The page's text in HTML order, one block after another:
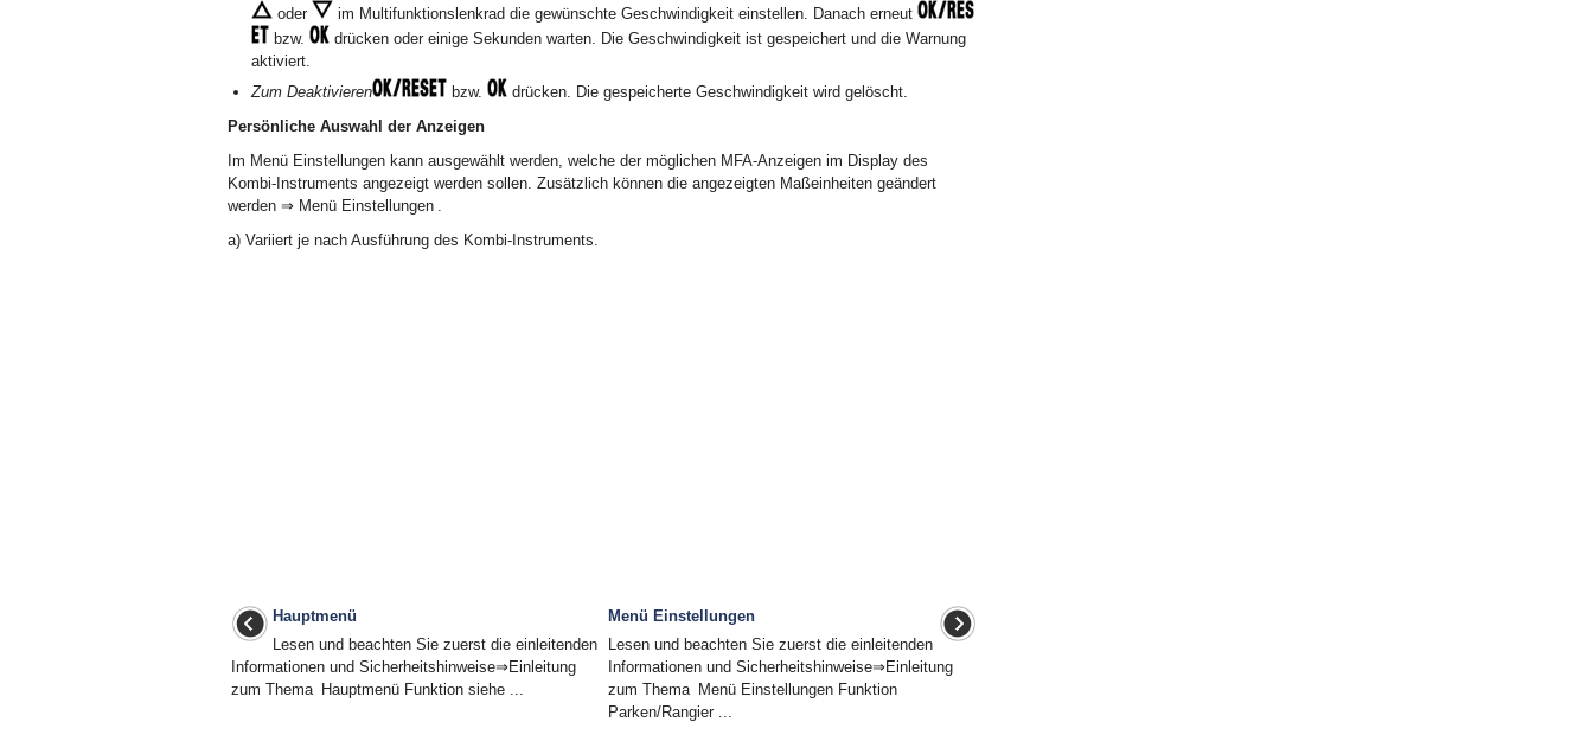
oder
im Multifunktionslenkrad die gewünschte Geschwindigkeit einstellen. Danach erneut
bzw.
drücken oder einige Sekunden warten. Die Geschwindigkeit ist gespeichert und die Warnung
aktiviert.
Zum Deaktivieren
bzw.
drücken. Die gespeicherte Geschwindigkeit wird gelöscht.
Persönliche Auswahl der Anzeigen
Im Menü Einstellungen kann ausgewählt werden, welche der möglichen MFA-Anzeigen im Display des
Kombi-Instruments angezeigt werden sollen. Zusätzlich können die angezeigten Maßeinheiten geändert
werden ⇒ Menü Einstellungen .
a) Variiert je nach Ausführung des Kombi-Instruments.
Hauptmenü
Lesen und beachten Sie zuerst die einleitenden
Informationen und Sicherheitshinweise⇒Einleitung
zum Thema Hauptmenü Funktion siehe ...
Menü Einstellungen
Lesen und beachten Sie zuerst die einleitenden
Informationen und Sicherheitshinweise⇒Einleitung
zum Thema Menü Einstellungen Funktion
Parken/Rangier ...